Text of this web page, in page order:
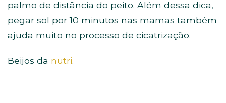
palmo de distância do peito. Além dessa dica,
pegar sol por 10 minutos nas mamas também
ajuda muito no processo de cicatrização.
Beijos da nutri.